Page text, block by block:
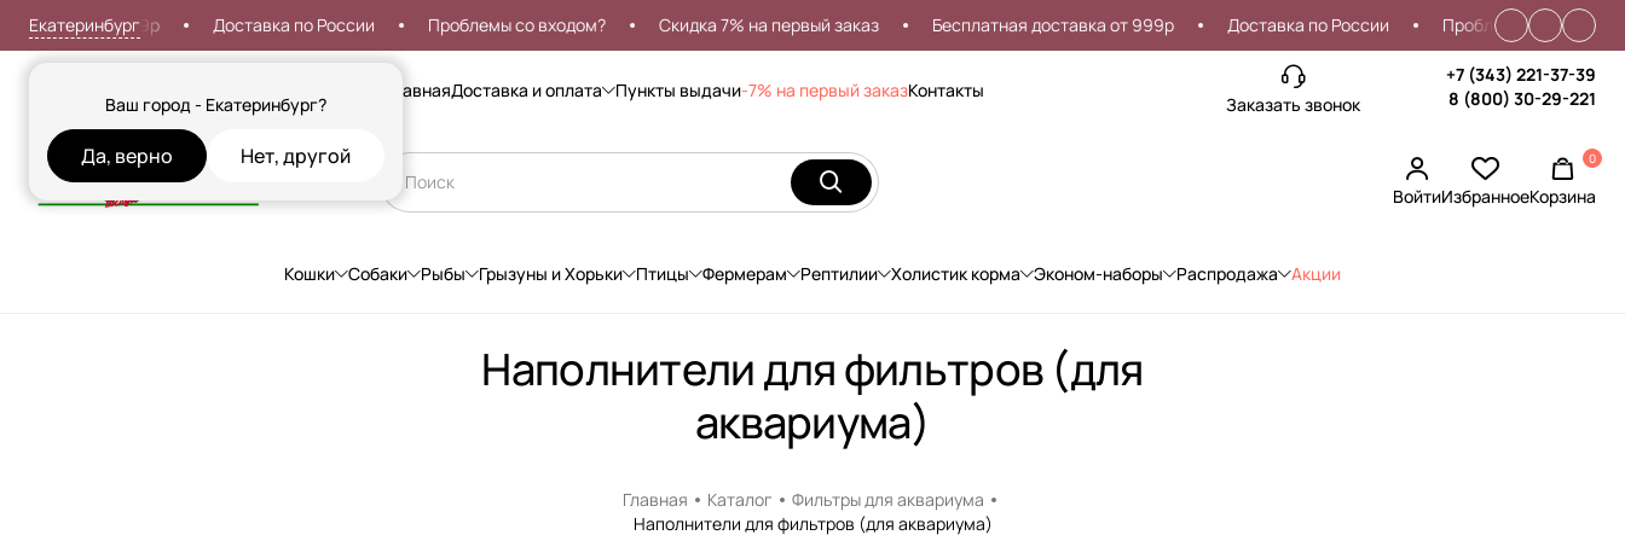
Екатеринбург
Ваш город - Екатеринбург?
Да, верно Нет, другой
от 999р Доставка по России Проблемы со входом? Скидка 7% на первый заказ Бесплатная доставка от 999р Доставка по России Проблемы со входом?
ГлавнаяДоставка и оплата Пункты выдачи-7% на первый заказКонтакты
Заказать звонок
+7 (343) 221-37-39
8 (800) 30-29-221
ВойтиИзбранное
0
Корзина
Кошки Собаки Рыбы Грызуны и Хорьки Птицы Фермерам Рептилии Холистик корма Эконом-наборы Распродажа Акции
Наполнители для фильтров (для
аквариума)
Главная Каталог
Фильтры для аквариума
Наполнители для фильтров (для аквариума)